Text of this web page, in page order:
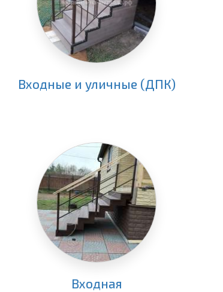
Входные и уличные (ДПК)
Входная